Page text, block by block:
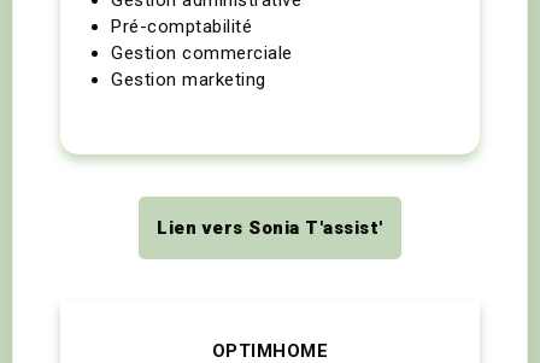
Pré-comptabilité
Gestion commerciale
Gestion marketing
Lien vers Sonia T'assist'
OPTIMHOME